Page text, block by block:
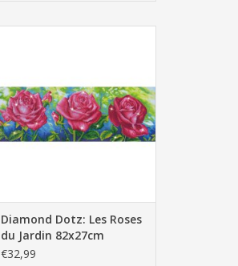
Diamond Dotz: Les Roses
du Jardin 82x27cm
€32,99